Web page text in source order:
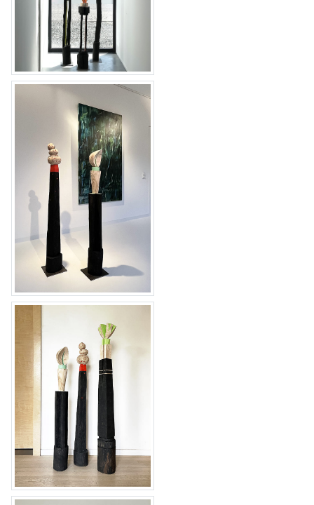
Pedestal XI, XIII & XIV
Pedestal X & XV
Pedestal X, XII & XV